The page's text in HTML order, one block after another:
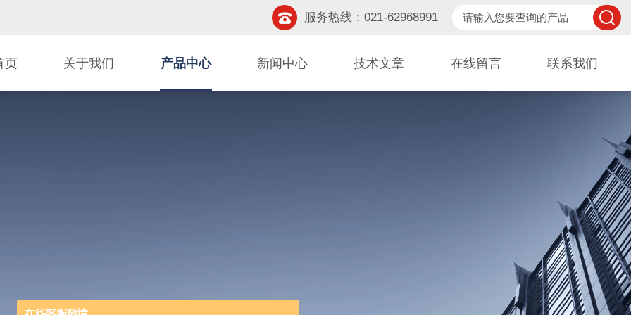
服务热线：021-62968991
页 关于我们 产品中心 新闻中心 技术文章 在线留言 联系我们